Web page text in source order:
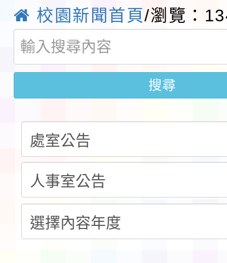
鎮韌性（防空）演習－
速演練執行計畫」
「115年金融知識線上
法」
本校115學年度第1學
第3次招考代課鐘點教
告(不再辦理後續甄選)
檢送「桃園市115學年
賽實施要點」1份
本市「115學年度學生
程安排一案
「桃園市補助參觀特色
展演活動實施計畫」
請一案
校園新聞首頁/瀏覽：
搜尋